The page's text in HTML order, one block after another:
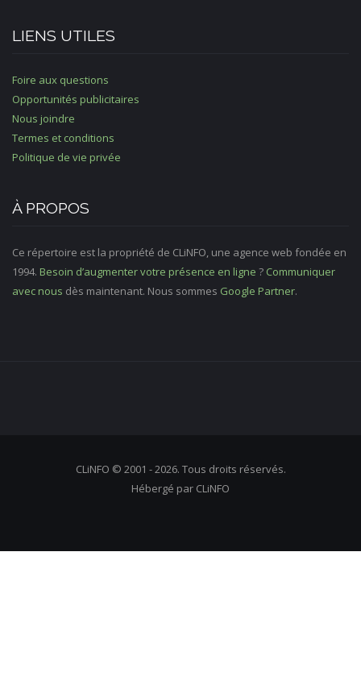
LIENS UTILES
Foire aux questions
Opportunités publicitaires
Nous joindre
Termes et conditions
Politique de vie privée
À PROPOS
Ce répertoire est la propriété de CLiNFO, une agence web fondée en
1994. Besoin d’augmenter votre présence en ligne ? Communiquer
avec nous dès maintenant. Nous sommes Google Partner.
CLiNFO © 2001 - 2026. Tous droits réservés.
Hébergé par CLiNFO